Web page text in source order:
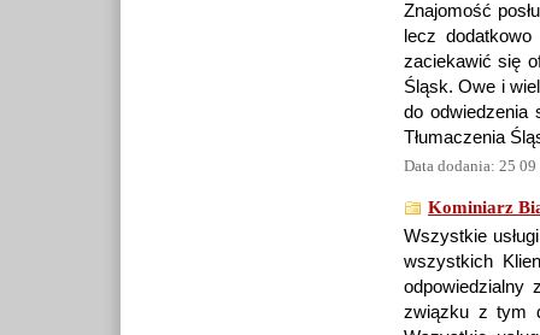
Znajomość
lecz
zaciekawić się
Śląsk. Owe i
do odwiedzenia
Tłumaczenia
Data dodania: 25
Kominiarz
Wszystkie
wszystkich
odpowiedzialny
związku z tym